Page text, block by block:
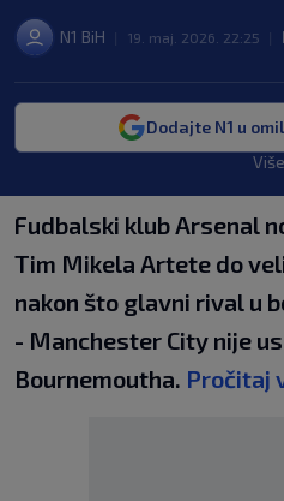
N1 BiH 19. maj. 2026. 22:25
Dodajte N1 u
Više
Fudbalski klub Arsenal
Tim Mikela Artete do
nakon što glavni rival u
- Manchester City nije
Bournemoutha. Pročitaj